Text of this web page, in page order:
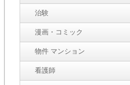
治験
漫画・コミック
物件 マンション
看護師